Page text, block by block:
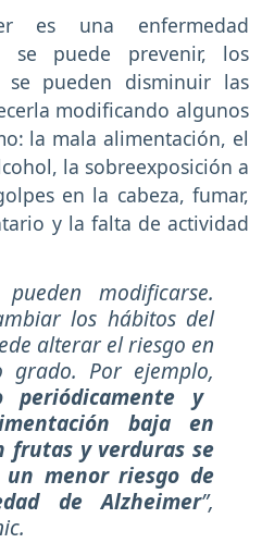
es una enfermedad
se puede prevenir, los
se pueden disminuir las
modificando algunos
la mala alimentación, el
la sobreexposición a
en la cabeza, fumar,
y la falta de actividad
pueden modificarse.
los hábitos del
alterar el riesgo en
grado. Por ejemplo,
periódicamente y
baja en
frutas y verduras se
menor riesgo de
de Alzheimer”,